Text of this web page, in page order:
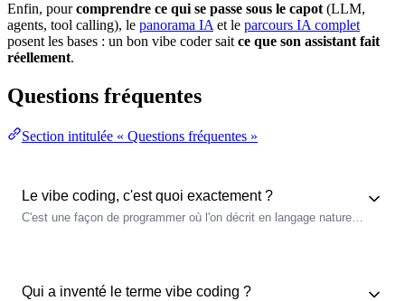
Enfin, pourcomprendre ce qui se passe sous le capot(LLM,
agents, tool calling), le panorama IAet le parcours IA complet
posent les bases : un bon vibe coder saitce que son assistant fait
réellement.
Questions fréquentes
Section intitulée « Questions fréquentes »
Le vibe coding, c'est quoi exactement ?
C'est une façon de programmer où l'on décrit en langage naturel
Qui a inventé le terme vibe coding ?